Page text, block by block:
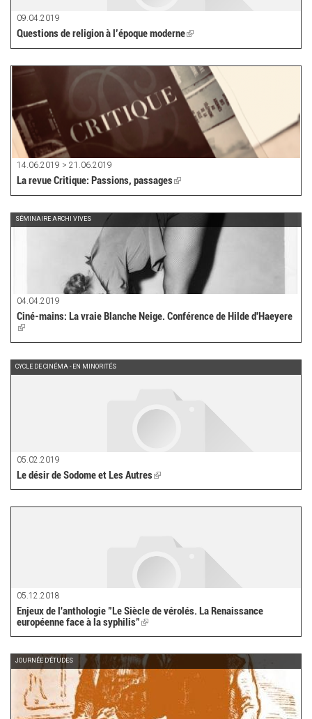
09.04.2019
Questions de religion à l’époque moderne(link
14.06.2019 > 21.06.2019
La revue Critique: Passions, passages(link
SÉMINAIRE ARCHI VIVES
04.04.2019
Ciné-mains: La vraie Blanche Neige. Conférence de Hilde d'Haeyere
(link
CYCLE DE CINÉMA - EN MINORITÉS
05.02.2019
Le désir de Sodome et Les Autres(link
is
05.12.2018
Enjeux de l'anthologie "Le Siècle de vérolés. La Renaissance
européenne face à la syphilis"(link
is
JOURNÉE D'ÉTUDES